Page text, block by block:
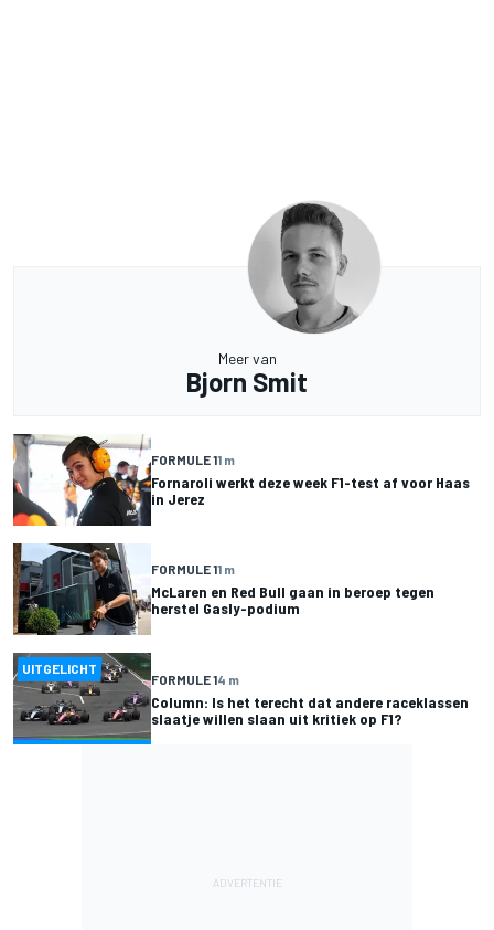
Meer van
Bjorn Smit
FORMULE 11 m
Fornaroli werkt deze week F1-test af voor Haas
in Jerez
FORMULE 11 m
McLaren en Red Bull gaan in beroep tegen
herstel Gasly-podium
UITGELICHT
FORMULE 14 m
Column: Is het terecht dat andere raceklassen
slaatje willen slaan uit kritiek op F1?